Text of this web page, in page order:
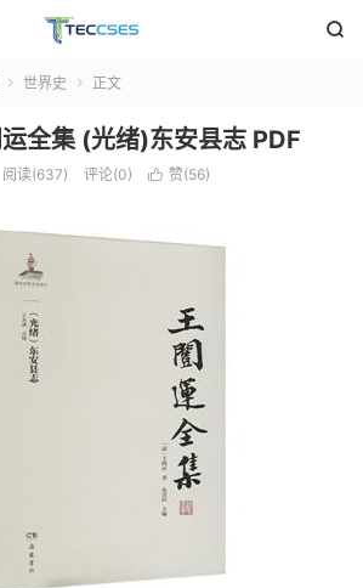

 世界史  正文
全集 (光绪)东安县志 PDF
阅读(637) 评论(0)  赞(56)